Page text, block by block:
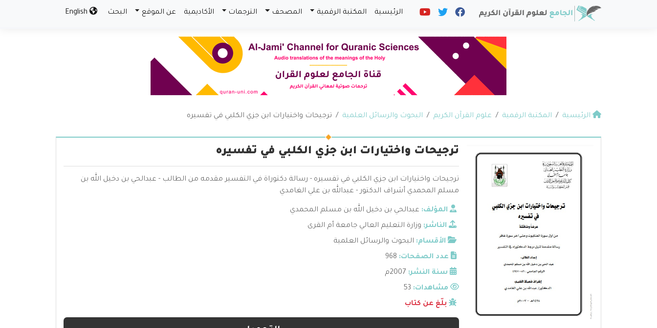
الرئيسية المكتبة الرقمية المصحف الترجمات الأكاديمية عن الموقع البحث
الرئيسية المكتبة الرقمية علوم القرآن الكريم البحوث والرسائل العلمية ترجيحات واختيارات ابن جزي الكلبي في تفسيره
ترجيحات واختيارات ابن جزي الكلبي في تفسيره
ترجيحات واختيارات ابن جزي الكلبي في تفسيره - رسالة دكتوراة في التفسير مقدمه من الطالب - عبدالحي بن دخيل الله بن
مسلم المحمدي أشراف الدكتور - عبدالله بن علي الغامدي
المؤلف: عبدالحي بن دخيل الله بن مسلم المحمدي
الناشر: وزارة التعليم العالي جامعة أم القرى
الأقسام: البحوث والرسائل العلمية
عدد الصفحات: 968
سنة النشر: 2007م
مشاهدات:
بلّغ عن كتاب